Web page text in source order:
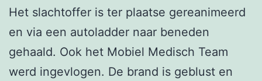
Het slachtoffer is ter plaatse gereanimeerd
en via een autoladder naar beneden
gehaald. Ook het Mobiel Medisch Team
werd ingevlogen. De brand is geblust en